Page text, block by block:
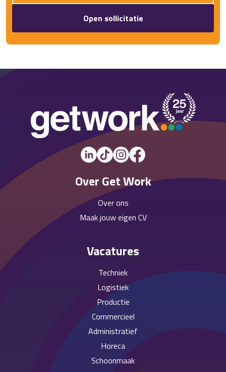
Open sollicitatie
Over Get Work
Over ons
Maak jouw eigen CV
Vacatures
Techniek
Logistiek
Productie
Commercieel
Administratief
Horeca
Schoonmaak